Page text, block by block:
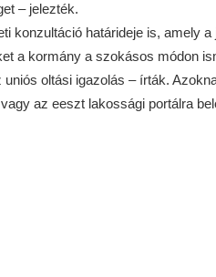
– jelezték.
konzultáció határideje is, amely a
a kormány a szokásos módon
oltási igazolás – írták.
az eeszt lakossági portálra